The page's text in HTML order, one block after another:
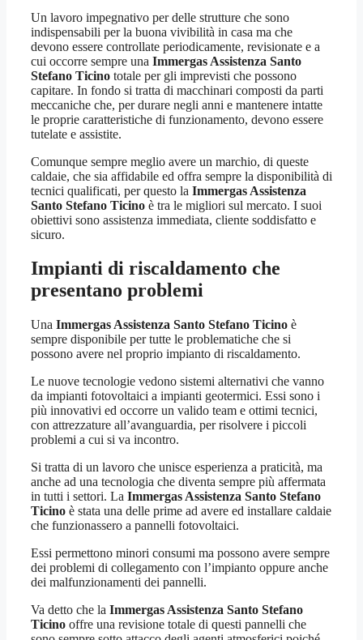
Un lavoro impegnativo per delle strutture che sono
indispensabili per la buona vivibilità in casa ma che
devono essere controllate periodicamente, revisionate e a
cui occorre sempre una Immergas Assistenza Santo
Stefano Ticino totale per gli imprevisti che possono
capitare. In fondo si tratta di macchinari composti da parti
meccaniche che, per durare negli anni e mantenere intatte
le proprie caratteristiche di funzionamento, devono essere
tutelate e assistite.
Comunque sempre meglio avere un marchio, di queste
caldaie, che sia affidabile ed offra sempre la disponibilità di
tecnici qualificati, per questo la Immergas Assistenza
Santo Stefano Ticino è tra le migliori sul mercato. I suoi
obiettivi sono assistenza immediata, cliente soddisfatto e
sicuro.
Impianti di riscaldamento che
presentano problemi
Una Immergas Assistenza Santo Stefano Ticino è
sempre disponibile per tutte le problematiche che si
possono avere nel proprio impianto di riscaldamento.
Le nuove tecnologie vedono sistemi alternativi che vanno
da impianti fotovoltaici a impianti geotermici. Essi sono i
più innovativi ed occorre un valido team e ottimi tecnici,
con attrezzature all’avanguardia, per risolvere i piccoli
problemi a cui si va incontro.
Si tratta di un lavoro che unisce esperienza a praticità, ma
anche ad una tecnologia che diventa sempre più affermata
in tutti i settori. La Immergas Assistenza Santo Stefano
Ticino è stata una delle prime ad avere ed installare caldaie
che funzionassero a pannelli fotovoltaici.
Essi permettono minori consumi ma possono avere sempre
dei problemi di collegamento con l’impianto oppure anche
dei malfunzionamenti dei pannelli.
Va detto che la Immergas Assistenza Santo Stefano
Ticino offre una revisione totale di questi pannelli che